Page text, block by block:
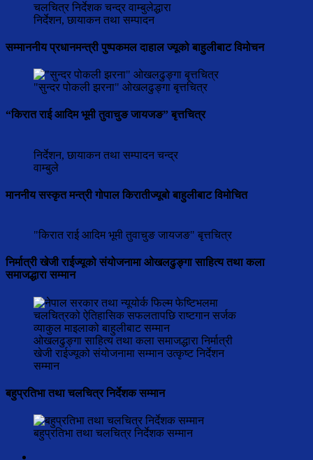
चलचित्र निर्देशक चन्द्र वाम्बुलेद्धारा
निर्देशन, छायाकन तथा सम्पादन
सम्माननीय प्रधानमन्त्री पुष्पकमल दाहाल ज्यूको बाहुलीबाट विमोचन
"सुन्दर पोकली झरना" ओखलढुङ्गा बृत्तचित्र
“किरात राई आदिम भूमी तुवाचुङ जायजङ” बृत्तचित्र
निर्देशन, छायाकन तथा सम्पादन चन्द्र
वाम्बुले
माननीय सस्कृत मन्त्री गोपाल किरातीज्यूबो बाहुलीबाट विमोचित
"किरात राई आदिम भूमी तुवाचुङ जायजङ" बृत्तचित्र
निर्मात्री खेजी राईज्यूको संयोजनामा ओखलढुङ्गा साहित्य तथा कला
समाजद्धारा सम्मान
ओखलढुङ्गा साहित्य तथा कला समाजद्धारा निर्मात्री
खेजी राईज्यूको संयोजनामा सम्मान उत्कृष्ट निर्देशन
सम्मान
बहुप्रतिभा तथा चलचित्र निर्देशक सम्मान
बहुप्रतिभा तथा चलचित्र निर्देशक सम्मान